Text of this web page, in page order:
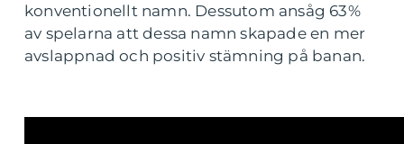
konventionellt namn. Dessutom ansåg 63%
av spelarna att dessa namn skapade en mer
avslappnad och positiv stämning på banan.